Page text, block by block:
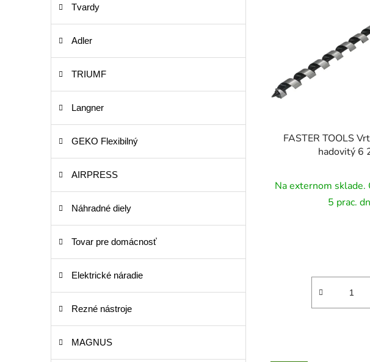
Tvardy
Adler
TRIUMF
Langner
GEKO Flexibilný
AIRPRESS
Náhradné diely
Tovar pre domácnosť
Elektrické náradie
Rezné nástroje
MAGNUS
FASTER TOOLS
hadovitý 6
Na externom sklade.
5 prac.